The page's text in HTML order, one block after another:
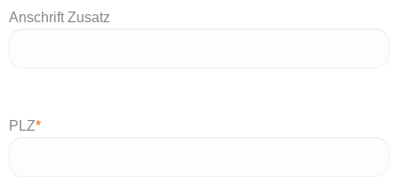
Anschrift Zusatz
PLZ*